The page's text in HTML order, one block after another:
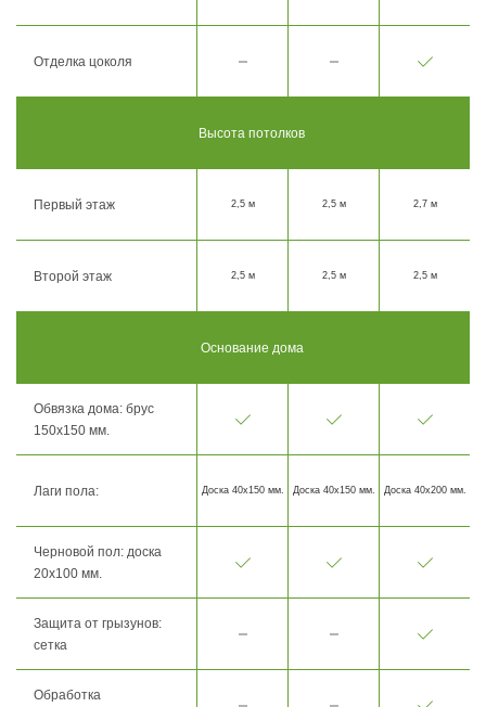
Отделка цоколя
Высота потолков
Первый этаж 2,5 м 2,5 м 2,7 м
Второй этаж 2,5 м 2,5 м 2,5 м
Основание дома
Обвязка дома: брус
150х150 мм.
Лаги пола: Доска 40х150 мм. Доска 40х150 мм. Доска 40х200 мм.
Черновой пол: доска
20х100 мм.
Защита от грызунов:
сетка
Обработка